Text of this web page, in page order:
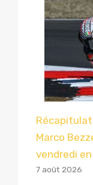
Marco
vendredi
7 août 2026